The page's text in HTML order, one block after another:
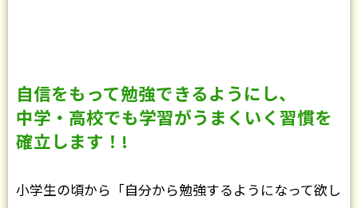
自信をもって勉強できるようにし、
中学・高校でも学習がうまくいく習慣を
確立します！!
小学生の頃から「自分から勉強するようになって欲し